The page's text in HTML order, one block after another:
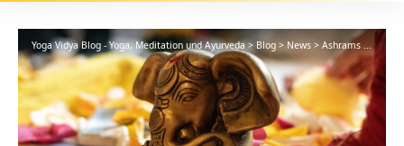
Yoga Vidya Blog - Yoga, Meditation und Ayurveda> Blog > News > Ashrams> Erlebe